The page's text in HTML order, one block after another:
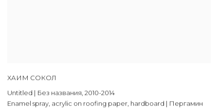
ХАИМ СОКОЛ
Untitled | Без названия, 2010-2014
Enamel spray, acrylic on roofing paper, hardboard | Пергамин